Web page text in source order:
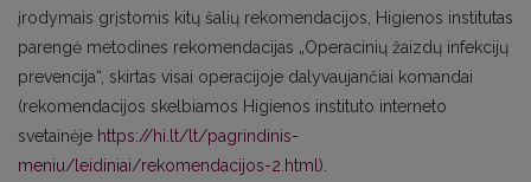
įrodymais grįstomis kitų šalių rekomendacijos, Higienos institutas
parengė metodines rekomendacijas „Operacinių žaizdų infekcijų
prevencija“, skirtas visai operacijoje dalyvaujančiai komandai
(rekomendacijos skelbiamos Higienos instituto interneto
svetainėje https://hi.lt/lt/pagrindinis-
meniu/leidiniai/rekomendacijos-2.html).